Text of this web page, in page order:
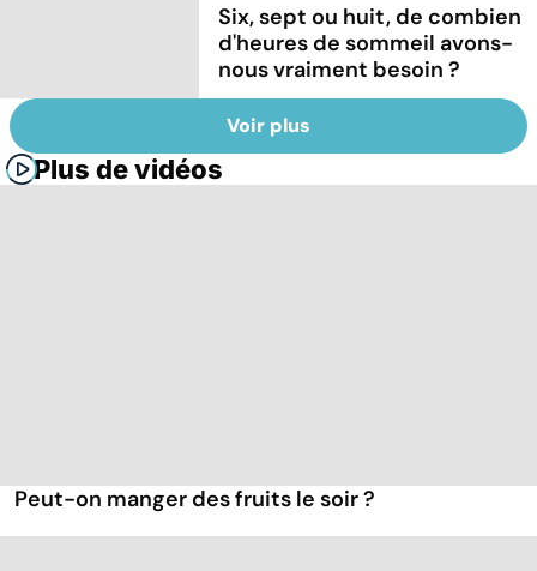
Six, sept ou huit, de combien
d'heures de sommeil avons-
nous vraiment besoin ?
Voir plus
Plus de vidéos
Peut-on manger des fruits le soir ?